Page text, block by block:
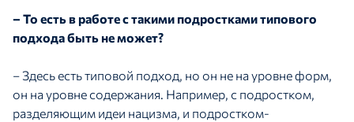
– То есть в работе с такими подростками типового
подхода быть не может?
– Здесь есть типовой подход, но он не на уровне форм,
он на уровне содержания. Например, с подростком,
разделяющим идеи нацизма, и подростком-